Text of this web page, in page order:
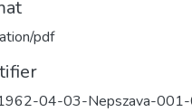
pdf
04-03-Nepszava-